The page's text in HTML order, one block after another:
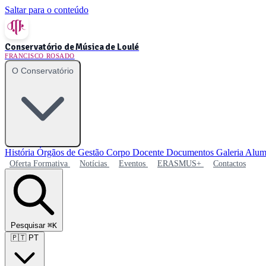
Saltar para o conteúdo
Conservatório de Música de Loulé
FRANCISCO ROSADO
O Conservatório
História Órgãos de Gestão Corpo Docente Documentos Galeria
Oferta Formativa Notícias Eventos ERASMUS+ Contactos
Pesquisar ⌘K
🇵🇹 PT